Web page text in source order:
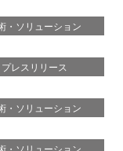
・ソリューション
プレスリリース
・ソリューション